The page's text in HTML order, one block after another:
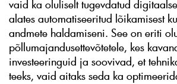
vaid ka oluliselt tugevdatud
alates automatiseeritud lõikamisest
andmete haldamiseni. See on eriti
põllumajandusettevõtetele, kes
investeeringuid ja soovivad, et
teeks, vaid aitaks seda ka